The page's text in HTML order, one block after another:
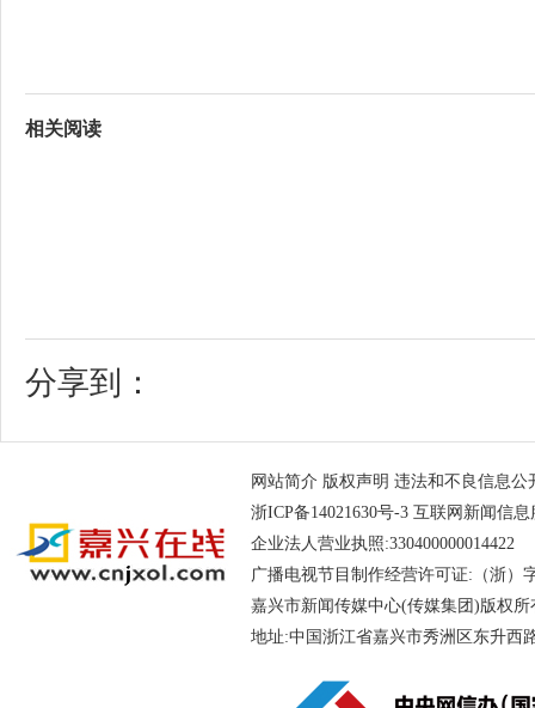
相关阅读
分享到：
网站简介 版权声明 违法和不良信息公
浙ICP备14021630号-3 互联网新闻信息
企业法人营业执照
广播电视节目制作经营许可证:（浙
嘉兴市新闻传媒中心(传媒集团)版权
地址:中国浙江省嘉兴市秀洲区东升西